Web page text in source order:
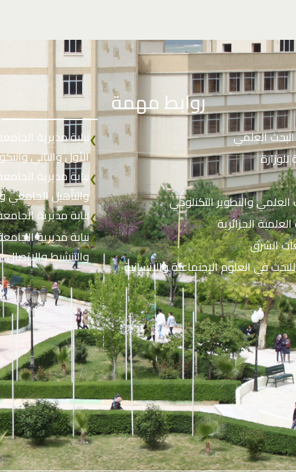
روابط مهمة
البحث العلمي
العلمي والتطوير التكنلوجي
الشرق
في العلوم الإجتماعية والإنسانية
❮نيابة مديرية
الأول والثاني
❮نيابة مديرية
والتأهيل الجامعي
❮نيابة مديرية
❮نيابة مديرية
والتنشيط والاتصال